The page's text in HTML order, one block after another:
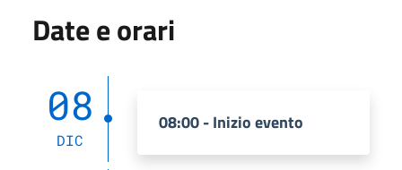
Date e orari
08
DIC
08:00 - Inizio evento